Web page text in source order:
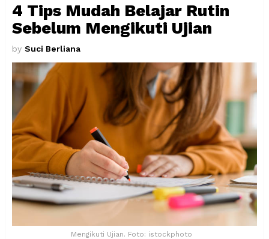
4 Tips Mudah Belajar Rutin
Sebelum Mengikuti Ujian
by Suci Berliana
Mengikuti Ujian. Foto: istockphoto